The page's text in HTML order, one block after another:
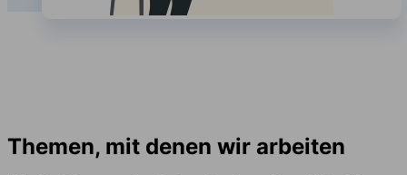
Themen, mit denen wir arbeiten